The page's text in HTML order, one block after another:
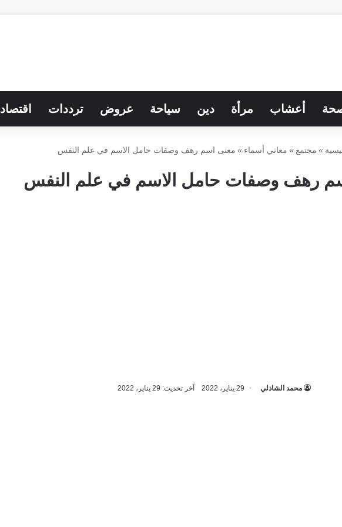
أعشاب مرأة دين سياحة عروض ترددات اقتصاد
» مجتمع » معاني أسماء » معنى اسم رهف وصفات حامل الاسم في علم النفس
رهف وصفات حامل الاسم في علم النفس
محمد الشاذلي 29 يناير، 2022 آخر تحديث: 29 يناير، 2022